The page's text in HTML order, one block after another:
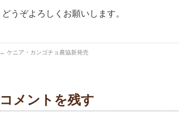
どうぞよろしくお願いします。
← ケニア・カンゴチョ農協新発売
コメントを残す